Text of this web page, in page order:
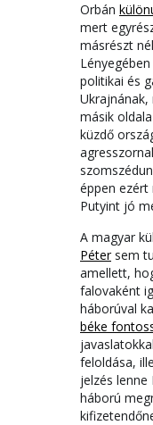
Orbán
mert
másrészt
politikai és
Ukrajnának,
másik
küzdő
éppen ezért
Putyint jó
A magyar
Pétersem
amellett,
falovaként
háborúval
béke
feloldása,
jelzés
háború